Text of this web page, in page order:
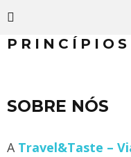
SOBRE NÓS
A Travel&Taste –